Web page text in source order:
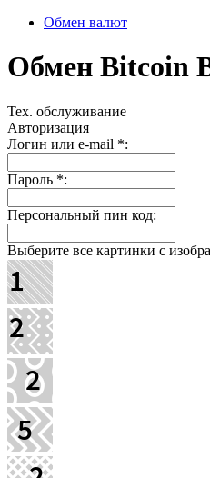
Обмен валют
Обмен Bitcoin
Тех. обслуживание
Авторизация
Логин или e-mail *:
Пароль *:
Персональный пин код:
Выберите все картинки с